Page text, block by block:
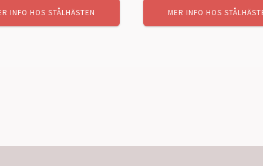
INFO HOS STÅLHÄSTEN MER INFO HOS